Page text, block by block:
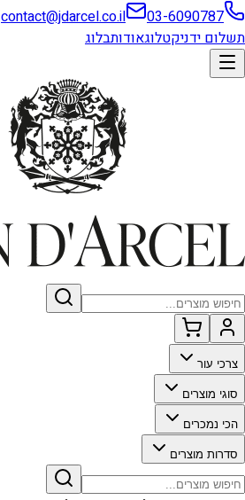
03-6090787
contact@jdarcel.co.il
תשלום ידניקטלוגאודותבלוג
צרכי עור
סוגי מוצרים
הכי נמכרים
סדרות מוצרים